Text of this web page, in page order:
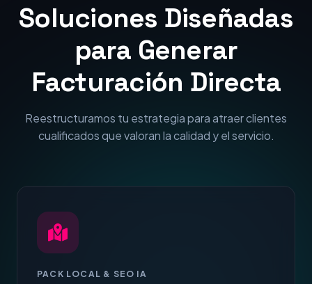
Soluciones Diseñadas
para Generar
Facturación Directa
Reestructuramos tu estrategia para atraer clientes
cualificados que valoran la calidad y el servicio.
PACK LOCAL & SEO IA